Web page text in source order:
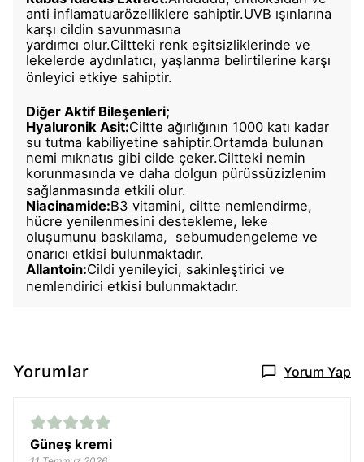
anti inflamatuarözelliklere sahiptir.UVB ışınlarına
karşı cildin savunmasına
yardımcı olur.Ciltteki renk eşitsizliklerinde ve
lekelerde aydınlatıcı, yaşlanma belirtilerine karşı
önleyici etkiye sahiptir.
Diğer Aktif Bileşenleri;
Hyaluronik Asit:Ciltte ağırlığının 1000 katı kadar
su tutma kabiliyetine sahiptir.Ortamda bulunan
nemi mıknatıs gibi cilde çeker.Ciltteki nemin
korunmasında ve daha dolgun pürüssüzizlenim
sağlanmasında etkili olur.
Niacinamide:B3 vitamini, ciltte nemlendirme,
hücre yenilenmesini destekleme, leke
oluşumunu baskılama, sebumudengeleme ve
onarıcı etkisi bulunmaktadır.
Allantoin:Cildi yenileyici, sakinleştirici ve
nemlendirici etkisi bulunmaktadır.
Yorumlar Yorum Yap
Güneş kremi